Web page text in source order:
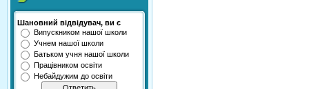
Шановний відвідувач, ви є
Випускником нашої школи
Учнем нашої школи
Батьком учня нашої школи
Працівником освіти
Небайдужим до освіти